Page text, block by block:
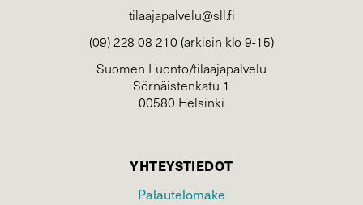
tilaajapalvelu@sll.fi
(09) 228 08 210 (arkisin klo 9-15)
Suomen Luonto/tilaajapalvelu
Sörnäistenkatu 1
00580 Helsinki
YHTEYSTIEDOT
Palautelomake